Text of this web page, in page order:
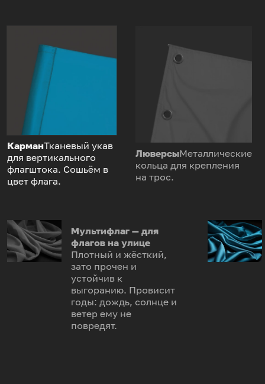
КарманТканевый укав
для вертикального
флагштока. Сошьём в
цвет флага.
ЛюверсыМеталлические
кольца для крепления
на трос.
Мультифлаг — для
флагов на улице
Плотный и жёсткий,
зато прочен и
устойчив к
выгоранию. Провисит
годы: дождь, солнце и
ветер ему не
повредят.